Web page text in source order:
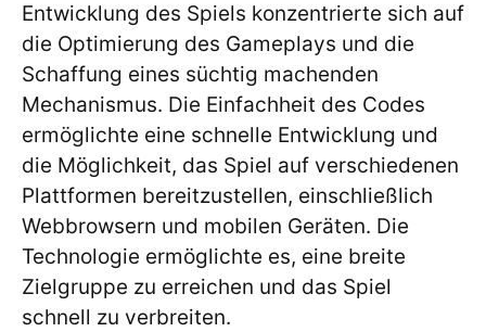
Entwicklung des Spiels konzentrierte sich auf
die Optimierung des Gameplays und die
Schaffung eines süchtig machenden
Mechanismus. Die Einfachheit des Codes
ermöglichte eine schnelle Entwicklung und
die Möglichkeit, das Spiel auf verschiedenen
Plattformen bereitzustellen, einschließlich
Webbrowsern und mobilen Geräten. Die
Technologie ermöglichte es, eine breite
Zielgruppe zu erreichen und das Spiel
schnell zu verbreiten.